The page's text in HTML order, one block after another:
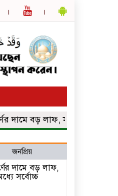
বড় লাফ, সাত সপ্তাহের মধ্যে
জনপ্রিয়
দামে বড় লাফ,
সর্বোচ্চ